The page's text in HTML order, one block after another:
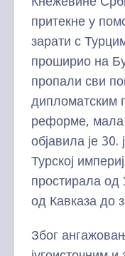
притекне у
зарати с
проширио на
пропали сви
дипломатским
реформе, мала
објавила је 30.
Турској
простирала од
од Кавказа до
Због